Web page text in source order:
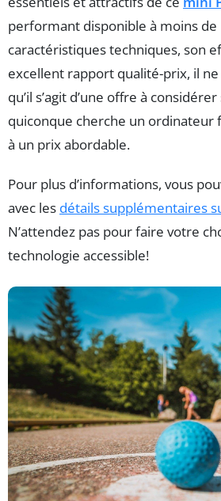
performant disponible à moins de
caractéristiques techniques, son
excellent rapport qualité-prix, il
qu’il s’agit d’une offre à
quiconque cherche un
à un prix abordable.
Pour plus d’informations, vous
avec les détails supplémentaires
N’attendez pas pour faire votre
technologie accessible!